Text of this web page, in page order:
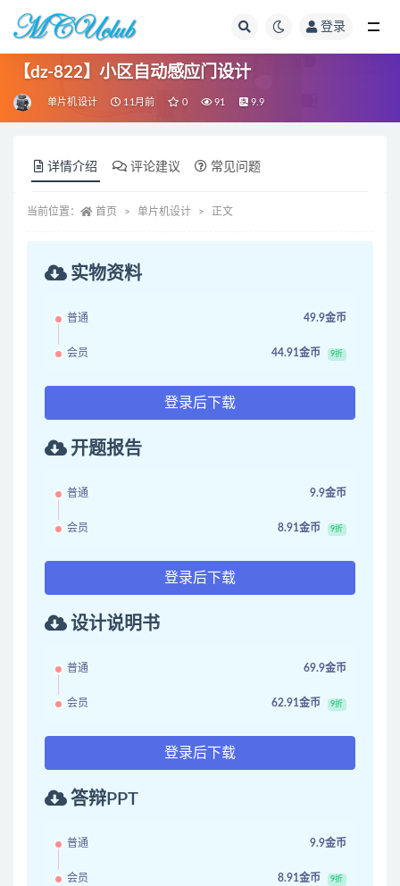
登录
【dz-822】小区自动感应门设计
单片机设计 11月前 0 91 9.9
详情介绍 评论建议 常见问题
当前位置： 首页 单片机设计 正文
实物资料
普通 49.9金币
会员 44.91金币 9折
登录后下载
开题报告
普通 9.9金币
会员 8.91金币 9折
登录后下载
设计说明书
普通 69.9金币
会员 62.91金币 9折
登录后下载
答辩PPT
普通 9.9金币
会员 8.91金币 9折